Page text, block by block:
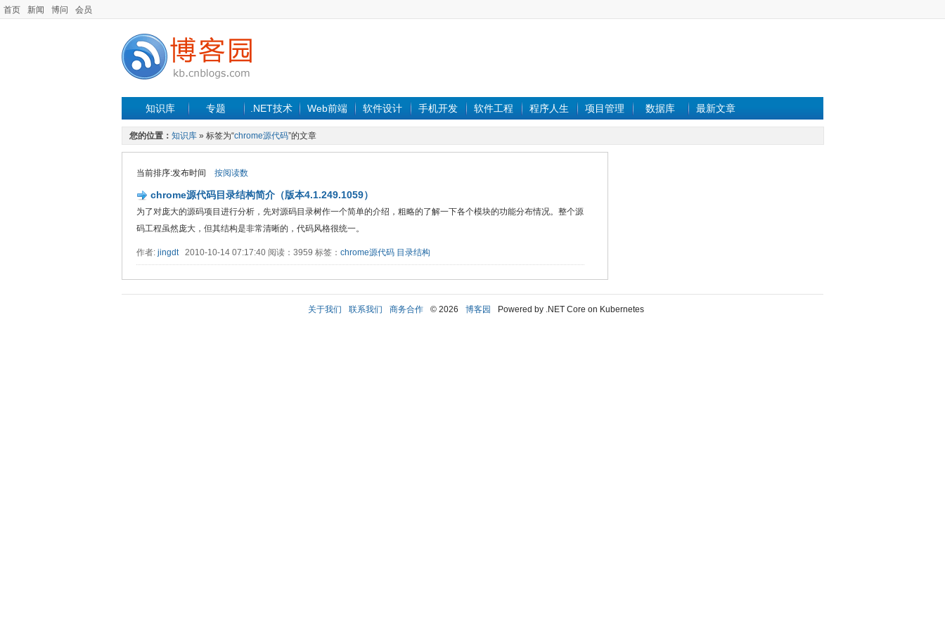
首页 新闻 博问 会员
知识库 专题 .NET技术 Web前端 软件设计 手机开发 软件工程 程序人生 项目管理 数据库 最新文章
您的位置： 知识库 » 标签为“chrome源代码”的文章
当前排序:发布时间 按阅读数
chrome源代码目录结构简介（版本4.1.249.1059）
为了对庞大的源码项目进行分析，先对源码目录树作一个简单的介绍，粗略的了解一下各个模块的功能分布情况。整个源
码工程虽然庞大，但其结构是非常清晰的，代码风格很统一。
作者: jingdt2010-10-14 07:17:40 阅读：3959 标签： chrome源代码 目录结构
关于我们 联系我们 商务合作 © 2026 博客园 Powered by .NET Core on Kubernetes